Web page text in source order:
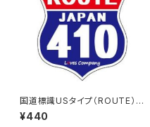
国道標識USタイプ（ROUTE）ス
テッカー 410号線
¥440